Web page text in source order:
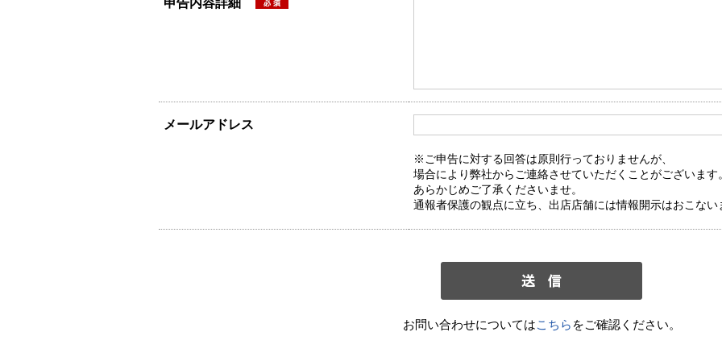
申告内容詳細
メールアドレス
※ご申告に対する回答は原則行っておりませんが、
場合により弊社からご連絡させていただくことがございます。
あらかじめご了承くださいませ。
通報者保護の観点に立ち、出店店舗には情報開示はおこない
お問い合わせについてはこちら をご確認ください。